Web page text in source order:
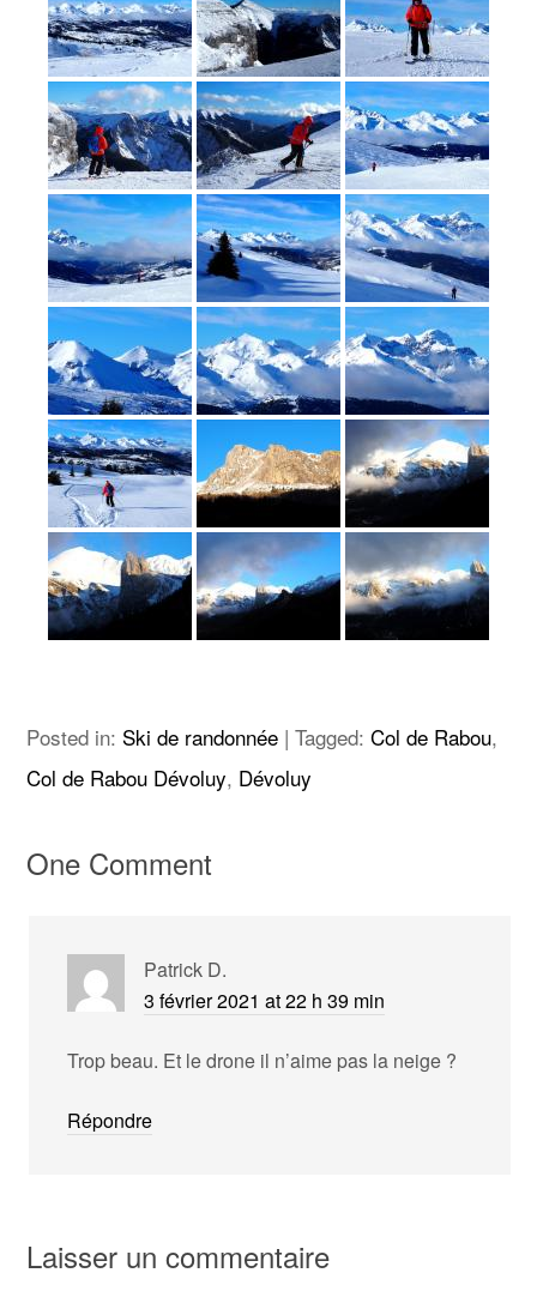
Posted in: Ski de randonnée |Tagged:Col de Rabou,
Col de Rabou Dévoluy, Dévoluy
One Comment
Patrick D.
3 février 2021 at 22 h 39 min
Trop beau. Et le drone il n’aime pas la neige ?
Répondre
Laisser un commentaire